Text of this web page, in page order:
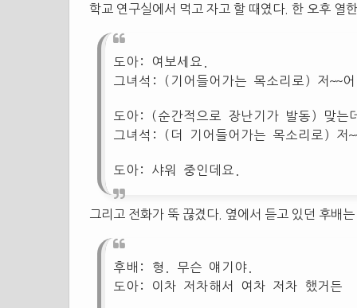
학교 연구실에서 먹고 자고 할 때였다. 한 오후 열
도아: 여보세요.
그녀석: (기어들어가는 목소리로) 저~~
도아: (순간적으로 장난기가 발동) 맞는
그녀석: (더 기어들어가는 목소리로) 저
도아: 샤워 중인데요.
그리고 전화가 뚝 끊겼다. 옆에서 듣고 있던 후배
후배: 형. 무슨 얘기야.
도아: 이차 저차해서 여차 저차 했거든